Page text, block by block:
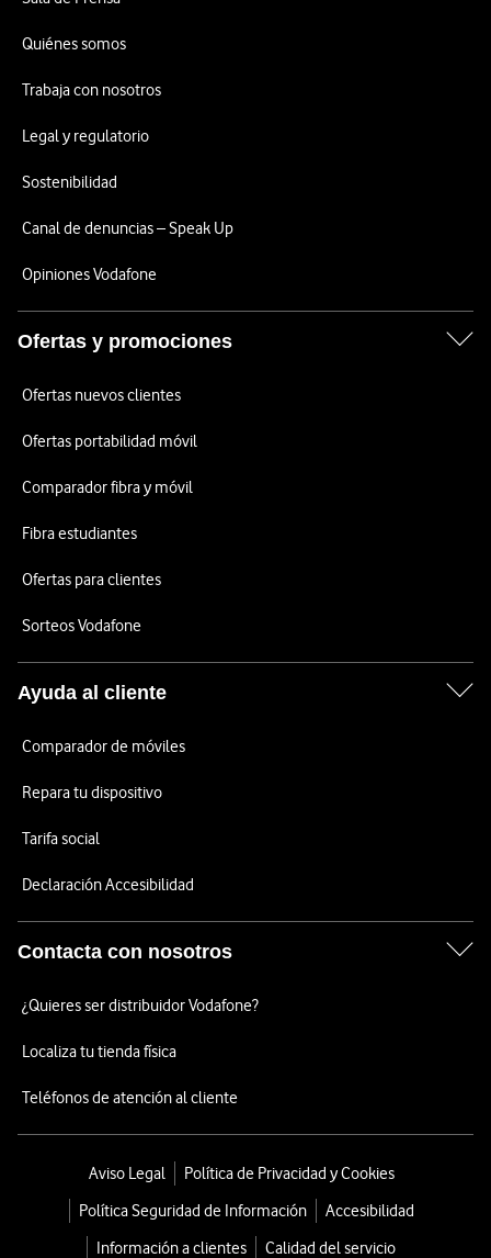
Quiénes somos
Trabaja con nosotros
Legal y regulatorio
Sostenibilidad
Canal de denuncias – Speak Up
Opiniones Vodafone
Ofertas y promociones
Ofertas nuevos clientes
Ofertas portabilidad móvil
Comparador fibra y móvil
Fibra estudiantes
Ofertas para clientes
Sorteos Vodafone
Ayuda al cliente
Comparador de móviles
Repara tu dispositivo
Tarifa social
Declaración Accesibilidad
Contacta con nosotros
¿Quieres ser distribuidor Vodafone?
Localiza tu tienda física
Teléfonos de atención al cliente
Aviso Legal
Política de Privacidad y Cookies
Política Seguridad de Información
Accesibilidad
Información a clientes
Calidad del servicio